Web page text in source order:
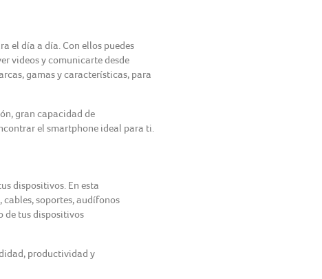
el día a día. Con ellos puedes
videos y comunicarte desde
gamas y características, para
gran capacidad de
el smartphone ideal para ti.
dispositivos. En esta
soportes, audífonos
de tus dispositivos
productividad y